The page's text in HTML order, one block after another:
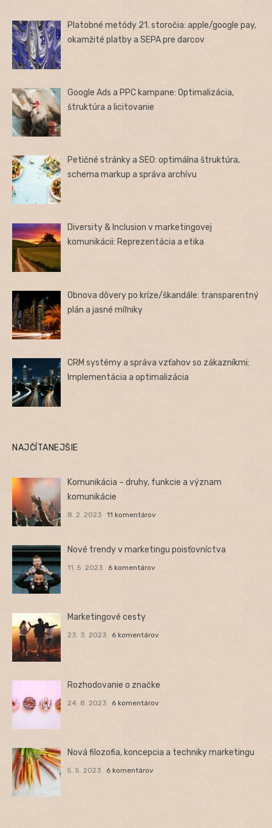
Platobné metódy 21. storočia: apple/google pay,
okamžité platby a SEPA pre darcov
Google Ads a PPC kampane: Optimalizácia,
štruktúra a licitovanie
Petičné stránky a SEO: optimálna štruktúra,
schema markup a správa archívu
Diversity & Inclusion v marketingovej
komunikácii: Reprezentácia a etika
Obnova dôvery po kríze/škandále: transparentný
plán a jasné míľniky
CRM systémy a správa vzťahov so zákazníkmi:
Implementácia a optimalizácia
NAJČÍTANEJŠIE
Komunikácia – druhy, funkcie a význam
komunikácie
8. 2. 2023 11 komentárov
Nové trendy v marketingu poisťovníctva
11. 5. 2023 6 komentárov
Marketingové cesty
23. 3. 2023 6 komentárov
Rozhodovanie o značke
24. 8. 2023 6 komentárov
Nová filozofia, koncepcia a techniky marketingu
5. 5. 2023 6 komentárov